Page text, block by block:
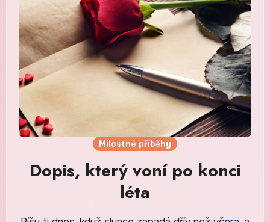
Milostné příběhy
Dopis, který voní po konci
léta